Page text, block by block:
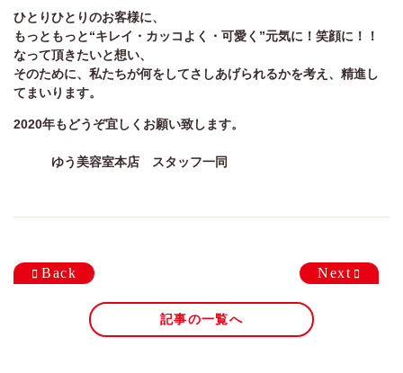
ゆう美容室 eQule
025-211-4976
営業時間 9:00~18:00
Unity
025-275-2711
worth worth cure
025-384-0023
9:00~18:00
ひとりひとりのお客様に、
もっともっと“キレイ・カッコよく・可愛く”元気に！笑顔に！！
なって頂きたいと想い、
そのために、私たちが何をしてさしあげられるかを考え、精進し
てまいります。
2020年もどうぞ宜しくお願い致します。
ゆう美容室本店 スタッフ一同
Back
記事の一覧へ
Next